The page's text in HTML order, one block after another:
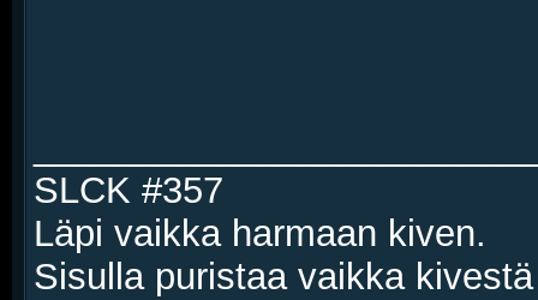
SLCK #357
Läpi vaikka harmaan kiven.
Sisulla puristaa vaikka